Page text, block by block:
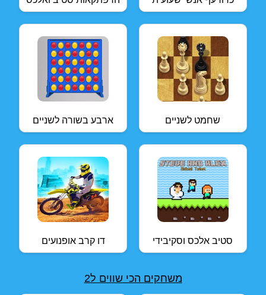
ארבע בשורה לשניים שחמט לשניים
דו קרב אופנועים סטיב אלכס וסקיבידי
משחקים הכי שווים ל2